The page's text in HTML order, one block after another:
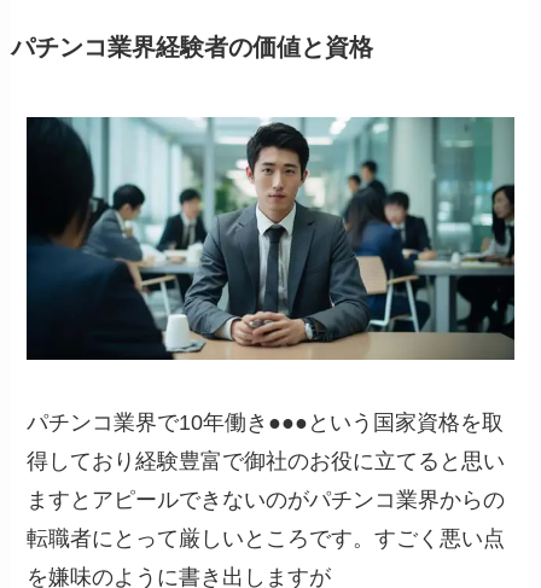
パチンコ業界経験者の価値と資格
パチンコ業界で10年働き●●●という国家資格を取
得しており経験豊富で御社のお役に立てると思い
ますとアピールできないのがパチンコ業界からの
転職者にとって厳しいところです。すごく悪い点
を嫌味のように書き出しますが